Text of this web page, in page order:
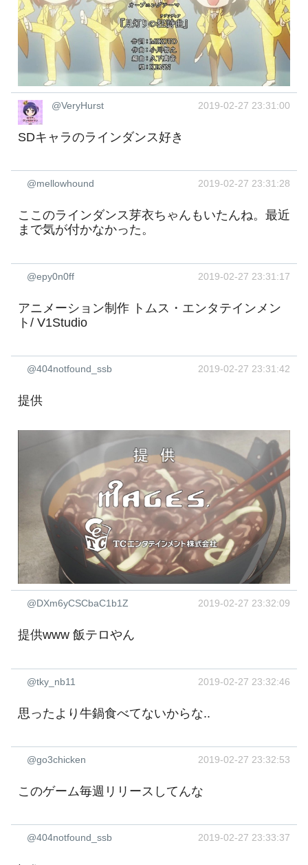
@VeryHurst 2019-02-27 23:31:00
SDキャラのラインダンス好き
@mellowhound 2019-02-27 23:31:28
ここのラインダンス芽衣ちゃんもいたんね。最近
まで気が付かなかった。
@epy0n0ff 2019-02-27 23:31:17
アニメーション制作 トムス・エンタテインメン
ト/ V1Studio
@404notfound_ssb 2019-02-27 23:31:42
提供
@DXm6yCSCbaC1b1Z 2019-02-27 23:32:09
提供www 飯テロやん
@tky_nb11 2019-02-27 23:32:46
思ったより牛鍋食べてないからな..
@go3chicken 2019-02-27 23:32:53
このゲーム毎週リリースしてんな
@404notfound_ssb 2019-02-27 23:33:37